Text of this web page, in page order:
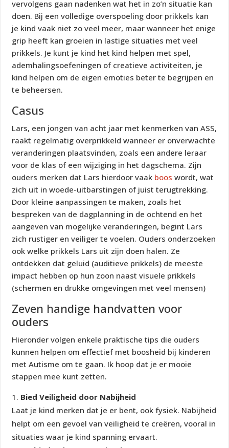
vervolgens gaan nadenken wat het in zo’n situatie kan
doen. Bij een volledige overspoeling door prikkels kan
je kind vaak niet zo veel meer, maar wanneer het enige
grip heeft kan groeien in lastige situaties met veel
prikkels. Je kunt je kind het kind helpen met spel,
ademhalingsoefeningen of creatieve activiteiten, je
kind helpen om de eigen emoties beter te begrijpen en
te beheersen.
Casus
Lars, een jongen van acht jaar met kenmerken van ASS,
raakt regelmatig overprikkeld wanneer er onverwachte
veranderingen plaatsvinden, zoals een andere leraar
voor de klas of een wijziging in het dagschema. Zijn
ouders merken dat Lars hierdoor vaak boos wordt, wat
zich uit in woede-uitbarstingen of juist terugtrekking.
Door kleine aanpassingen te maken, zoals het
bespreken van de dagplanning in de ochtend en het
aangeven van mogelijke veranderingen, begint Lars
zich rustiger en veiliger te voelen. Ouders onderzoeken
ook welke prikkels Lars uit zijn doen halen. Ze
ontdekken dat geluid (auditieve prikkels) de meeste
impact hebben op hun zoon naast visuele prikkels
(schermen en drukke omgevingen met veel mensen)
Zeven handige handvatten voor
ouders
Hieronder volgen enkele praktische tips die ouders
kunnen helpen om effectief met boosheid bij kinderen
met Autisme om te gaan. Ik hoop dat je er mooie
stappen mee kunt zetten.
Bied Veiligheid door Nabijheid
Laat je kind merken dat je er bent, ook fysiek. Nabijheid
helpt om een gevoel van veiligheid te creëren, vooral in
situaties waar je kind spanning ervaart.